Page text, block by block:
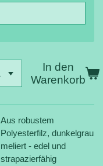
In den
Warenkorb
Aus robustem
Polyesterfilz, dunkelgrau
meliert - edel und
strapazierfähig